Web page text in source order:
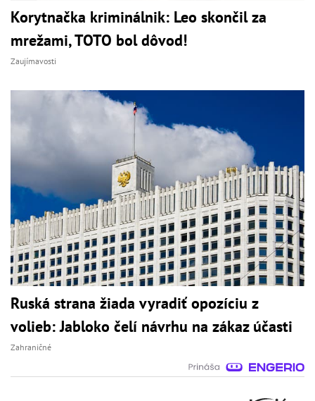
Korytnačka kriminálnik: Leo skončil za
mrežami, TOTO bol dôvod!
Zaujímavosti
Ruská strana žiada vyradiť opozíciu z
volieb: Jabloko čelí návrhu na zákaz účasti
Zahraničné